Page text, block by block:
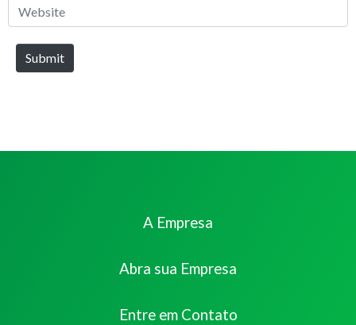
Website
Submit
A Empresa
Abra sua Empresa
Entre em Contato